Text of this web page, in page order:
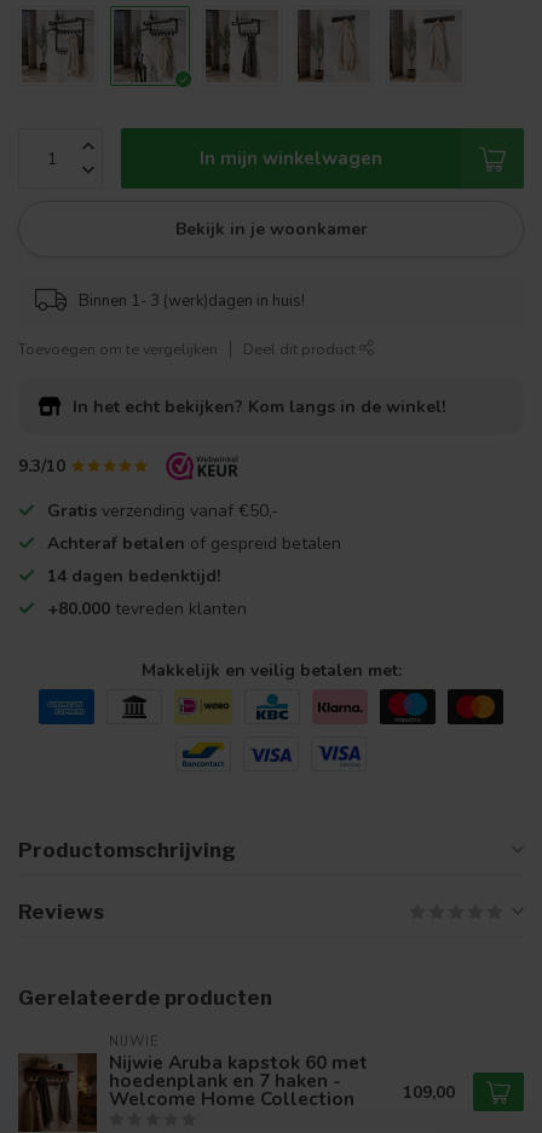
In mijn winkelwagen
Bekijk in je woonkamer
Binnen 1- 3 (werk)dagen in huis!
Toevoegen om te vergelijken Deel dit product
In het echt bekijken? Kom langs in de winkel!
9.3/10
Gratis verzending vanaf €50,-
Achteraf betalen of gespreid betalen
14 dagen bedenktijd!
+80.000 tevreden klanten
Makkelijk en veilig betalen met:
Productomschrijving
Reviews
Gerelateerde producten
NIJWIE
Nijwie Aruba kapstok 60 met
hoedenplank en 7 haken -
Welcome Home Collection 109,00